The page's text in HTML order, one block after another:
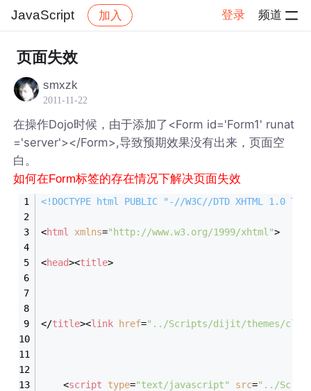
JavaScript 加入 登录 频道
社区 JavaScript
页面失效
smxzk
2011-11-22
在操作Dojo时候，由于添加了<Form id='Form1' runat
='server'></Form>,导致预期效果没有出来，页面空
白。
如何在Form标签的存在情况下解决页面失效
<!DOCTYPE html PUBLIC "-//W3C//DTD XHTML 1.0
<html xmlns="http://www.w3.org/1999/xhtml">
<head><title>
</title><link href="../Scripts/dijit/themes/
<script type="text/javascript" src="../